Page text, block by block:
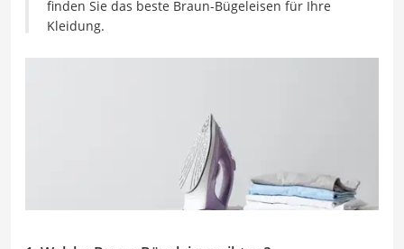
finden Sie das beste Braun-Bügeleisen für Ihre
Kleidung.